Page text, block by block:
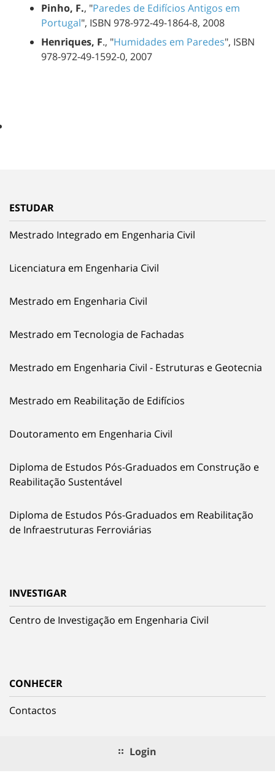
Pinho, F., "Paredes de Edifícios Antigos em
Portugal", ISBN 978-972-49-1864-8, 2008
Henriques, F., "Humidades em Paredes", ISBN
978-972-49-1592-0, 2007
ESTUDAR
Mestrado Integrado em Engenharia Civil
Licenciatura em Engenharia Civil
Mestrado em Engenharia Civil
Mestrado em Tecnologia de Fachadas
Mestrado em Engenharia Civil - Estruturas e Geotecnia
Mestrado em Reabilitação de Edifícios
Doutoramento em Engenharia Civil
Diploma de Estudos Pós-Graduados em Construção e
Reabilitação Sustentável
Diploma de Estudos Pós-Graduados em Reabilitação
de Infraestruturas Ferroviárias
INVESTIGAR
Centro de Investigação em Engenharia Civil
CONHECER
Contactos
Login